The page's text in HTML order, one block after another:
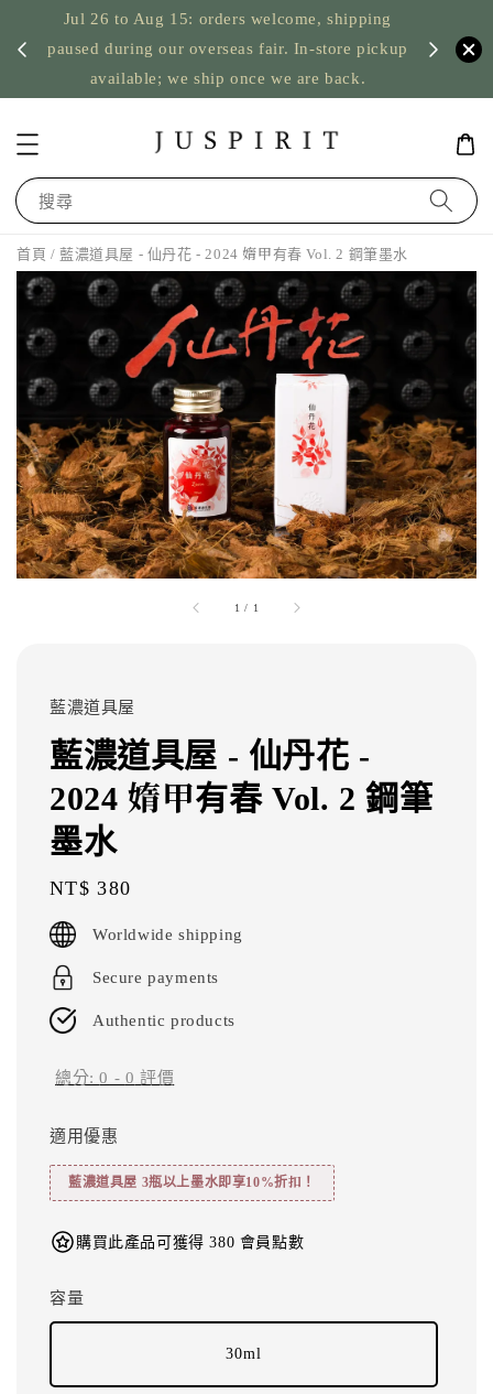
Jul 26 to Aug 15: orders welcome, shipping
paused during our overseas fair. In-store pickup
available; we ship once we are back.
US
搜尋
首頁 / 藍濃道具屋 - 仙丹花 - 2024 媠甲有春 Vol. 2 鋼筆墨水
1 / 1
藍濃道具屋
藍濃道具屋 - 仙丹花 -
2024 媠甲有春 Vol. 2 鋼筆
墨水
Regular
price
NT$ 380
Worldwide shipping
Secure payments
Authentic products
總分:0 - 0 評價
適用優惠
藍濃道具屋 3瓶以上墨水即享10%折扣！
購買此產品可獲得 380 會員點數
容量
30ml